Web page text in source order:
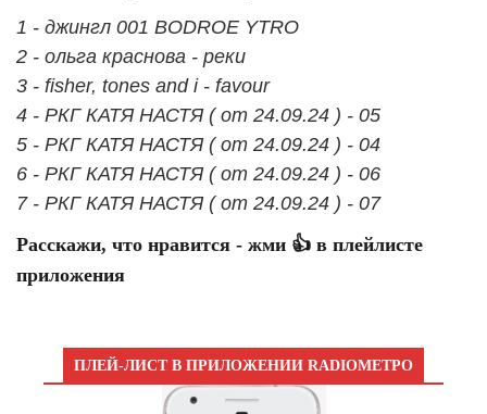
1 - джингл 001 BODROE YTRO
2 - ольга краснова - реки
3 - fisher, tones and i - favour
4 - РКГ КАТЯ НАСТЯ ( от 24.09.24 ) - 05
5 - РКГ КАТЯ НАСТЯ ( от 24.09.24 ) - 04
6 - РКГ КАТЯ НАСТЯ ( от 24.09.24 ) - 06
7 - РКГ КАТЯ НАСТЯ ( от 24.09.24 ) - 07
Расскажи, что нравится - жми 👍 в плейлисте
приложения
ПЛЕЙ-ЛИСТ В ПРИЛОЖЕНИИ RADIOМЕТРО